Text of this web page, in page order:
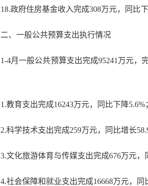
18.政府住房基金收入完成308万元，同比
二、一般公共预算支出执行情况
1-4月一般公共预算支出完成95241万元，
1.教育支出完成16243万元，同比下降5.6%
2.科学技术支出完成259万元，同比增长
3.文化旅游体育与传媒支出完成676万元，
4.社会保障和就业支出完成16668万元，同